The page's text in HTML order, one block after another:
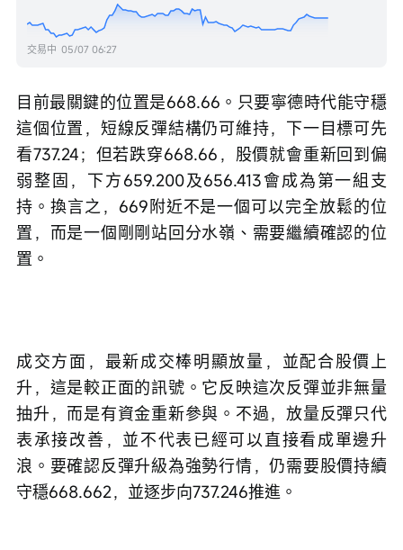
交易中 05/07 06:27
目前最關鍵的位置是668.66。只要寧德時代能守穩
這個位置，短線反彈結構仍可維持，下一目標可先
看737.24；但若跌穿668.66，股價就會重新回到偏
弱整固，下方659.200及656.413會成為第一組支
持。換言之，669附近不是一個可以完全放鬆的位
置，而是一個剛剛站回分水嶺、需要繼續確認的位
置。
成交方面，最新成交棒明顯放量，並配合股價上
升，這是較正面的訊號。它反映這次反彈並非無量
抽升，而是有資金重新參與。不過，放量反彈只代
表承接改善，並不代表已經可以直接看成單邊升
浪。要確認反彈升級為強勢行情，仍需要股價持續
守穩668.662，並逐步向737.246推進。